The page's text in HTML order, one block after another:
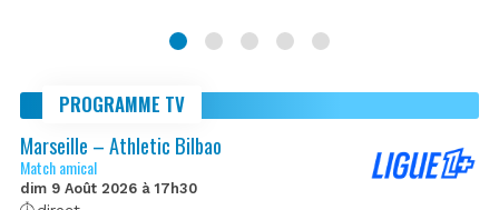
PROGRAMME TV
Marseille – Athletic Bilbao
Match amical
dim 9 Août 2026 à 17h30